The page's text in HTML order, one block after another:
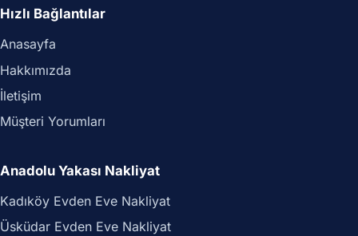
Hızlı Bağlantılar
Anasayfa
Hakkımızda
İletişim
Müşteri Yorumları
Anadolu Yakası Nakliyat
Kadıköy Evden Eve Nakliyat
Üsküdar Evden Eve Nakliyat